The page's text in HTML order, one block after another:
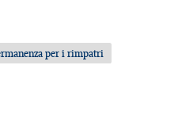
per i rimpatri